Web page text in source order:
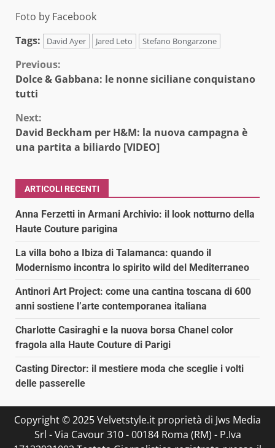
Foto by Facebook
Tags:
David Ayer Jared Leto Stefano Bongarzone
Continue
Reading
Previous:
Dolce & Gabbana: le nonne siciliane conquistano
tutti
Next:
David Beckham per H&M: la nuova campagna è
una partita a biliardo [VIDEO]
ARTICOLI RECENTI
Anna Ferzetti in Armani Archivio: il look notturno della
Haute Couture parigina
La villa boho a Ibiza di Talamanca: quando il
Modernismo incontra lo spirito wild del Mediterraneo
Antinori Art Project: come una cantina toscana di 600
anni sostiene l’arte contemporanea italiana
Charlotte Casiraghi e la nuova borsa Chanel color
fragola alla Haute Couture di Parigi
Casting Director: il mestiere moda che sceglie i volti
delle passerelle
Copyright © 2025 Velvetstyle.it proprietà di Jws Media
Srl - Via Cavour 310 - 00184 Roma (RM) - P.Iva